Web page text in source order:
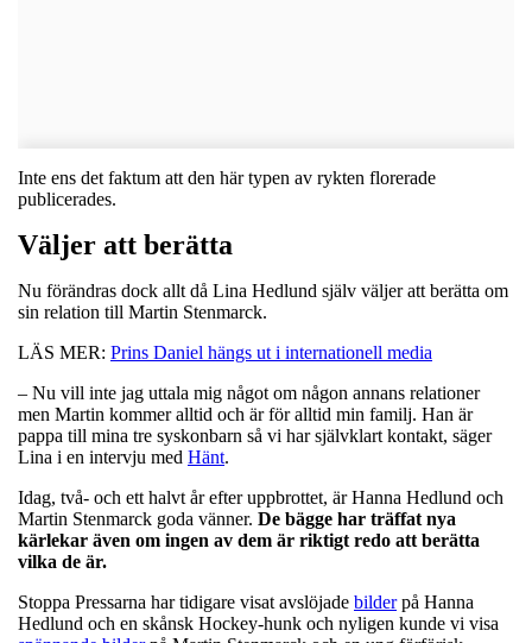
Inte ens det faktum att den här typen av rykten florerade
publicerades.
Väljer att berätta
Nu förändras dock allt då Lina Hedlund själv väljer att berätta om
sin relation till Martin Stenmarck.
LÄS MER: Prins Daniel hängs ut i internationell media
– Nu vill inte jag uttala mig något om någon annans relationer
men Martin kommer alltid och är för alltid min familj. Han är
pappa till mina tre syskonbarn så vi har självklart kontakt, säger
Lina i en intervju med Hänt.
Idag, två- och ett halvt år efter uppbrottet, är Hanna Hedlund och
Martin Stenmarck goda vänner. De bägge har träffat nya
kärlekar även om ingen av dem är riktigt redo att berätta
vilka de är.
Stoppa Pressarna har tidigare visat avslöjade bilderpå Hanna
Hedlund och en skånsk Hockey-hunk och nyligen kunde vi visa